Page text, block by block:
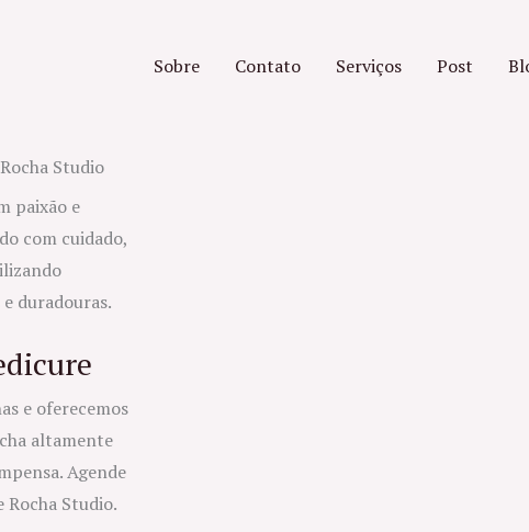
Sobre Contato Serviços Post
Studio
paixão e
com cuidado,
duradouras.
e oferecemos
altamente
Agende
Rocha Studio.